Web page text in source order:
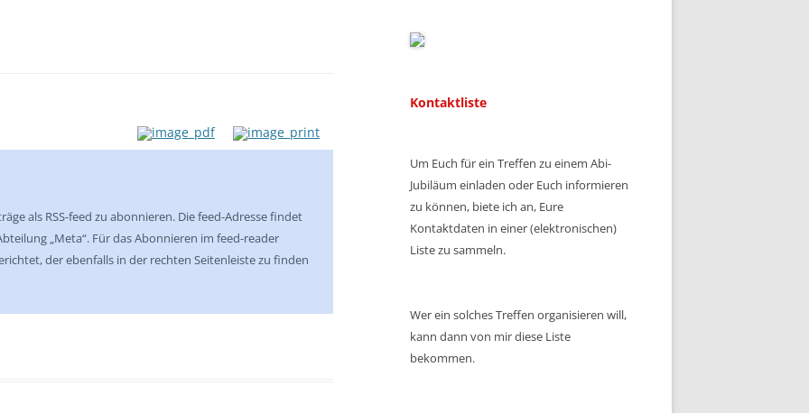
als RSS-feed zu abonnieren. Die feed-Adresse findet
„Meta“. Für das Abonnieren im feed-reader
der ebenfalls in der rechten Seitenleiste zu finden
Kontaktliste
Um Euch für ein Treffen zu einem Abi-
Jubiläum einladen oder Euch informieren
zu können, biete ich an, Eure
Kontaktdaten in einer (elektronischen)
Liste zu sammeln.
Wer ein solches Treffen organisieren will,
kann dann von mir diese Liste
bekommen.